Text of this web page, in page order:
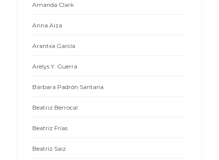
Amanda Clark
Anna Aiza
Arantxa García
Arelys Y. Guerra
Bárbara Padrón Santana
Beatriz Berrocal
Beatriz Frías
Beatriz Saiz